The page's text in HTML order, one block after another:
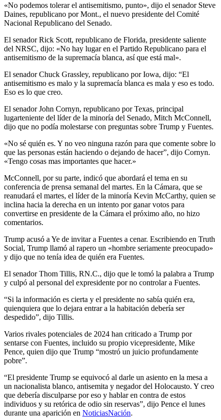
«No podemos tolerar el antisemitismo, punto», dijo el senador Steve
Daines, republicano por Mont., el nuevo presidente del Comité
Nacional Republicano del Senado.
El senador Rick Scott, republicano de Florida, presidente saliente
del NRSC, dijo: «No hay lugar en el Partido Republicano para el
antisemitismo de la supremacía blanca, así que está mal».
El senador Chuck Grassley, republicano por Iowa, dijo: “El
antisemitismo es malo y la supremacía blanca es mala y eso es todo.
Eso es lo que creo.
El senador John Cornyn, republicano por Texas, principal
lugarteniente del líder de la minoría del Senado, Mitch McConnell,
dijo que no podía molestarse con preguntas sobre Trump y Fuentes.
«No sé quién es. Y no veo ninguna razón para que comente sobre lo
que las personas están haciendo o dejando de hacer”, dijo Cornyn.
«Tengo cosas mas importantes que hacer.»
McConnell, por su parte, indicó que abordará el tema en su
conferencia de prensa semanal del martes. En la Cámara, que se
reanudará el martes, el líder de la minoría Kevin McCarthy, quien se
inclina hacia la derecha en un intento por ganar votos para
convertirse en presidente de la Cámara el próximo año, no hizo
comentarios.
Trump acusó a Ye de invitar a Fuentes a cenar. Escribiendo en Truth
Social, Trump llamó al rapero un «hombre seriamente preocupado»
y dijo que no tenía idea de quién era Fuentes.
El senador Thom Tillis, RN.C., dijo que le tomó la palabra a Trump
y culpó al personal del expresidente por no controlar a Fuentes.
“Si la información es cierta y el presidente no sabía quién era,
quienquiera que lo dejara entrar a la habitación debería ser
despedido”, dijo Tillis.
Varios rivales potenciales de 2024 han criticado a Trump por
sentarse con Fuentes, incluido su propio vicepresidente, Mike
Pence, quien dijo que Trump “mostró un juicio profundamente
pobre”.
“El presidente Trump se equivocó al darle un asiento en la mesa a
un nacionalista blanco, antisemita y negador del Holocausto. Y creo
que debería disculparse por eso y hablar en contra de estos
individuos y su retórica de odio sin reservas”, dijo Pence el lunes
durante una aparición en NoticiasNación.